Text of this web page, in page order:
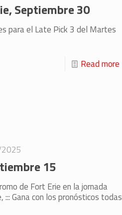
Septiembre 30
para el Late Pick 3 del Martes
Read more
15
de Fort Erie en la jornada
Gana con los pronósticos todas